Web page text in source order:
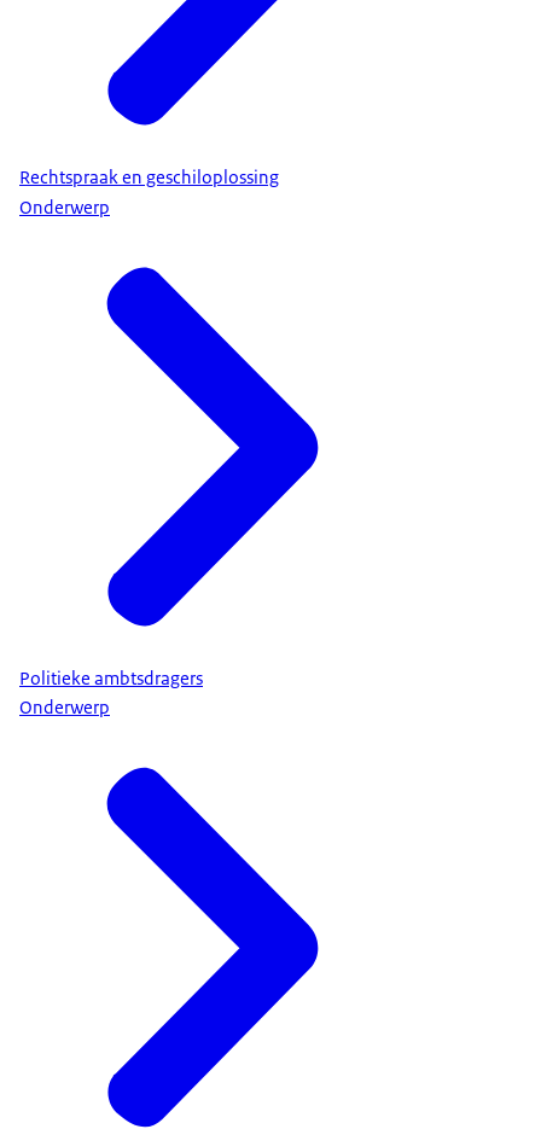
Rechtspraak en geschiloplossing
Onderwerp
Politieke ambtsdragers
Onderwerp